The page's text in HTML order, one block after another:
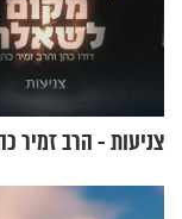
צניעות - הרב זמיר